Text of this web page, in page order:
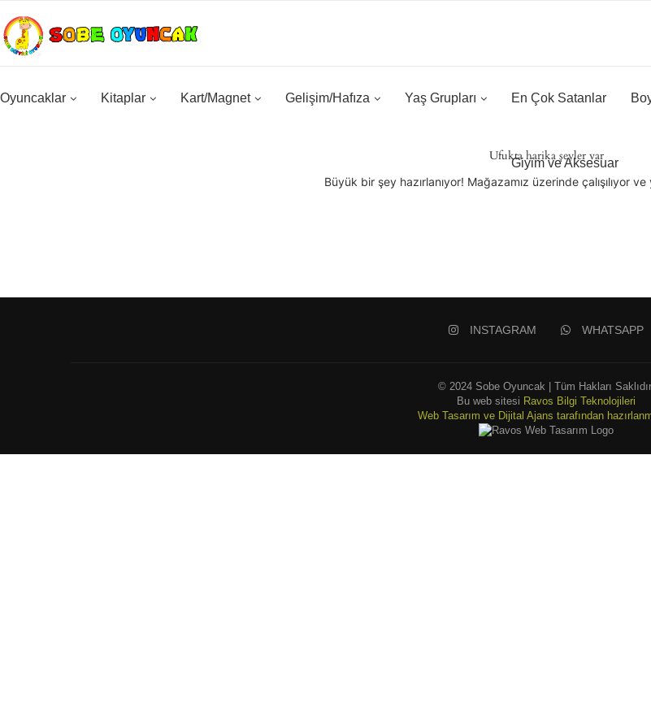
Oyuncaklar Kitaplar Kart/Magnet Gelişim/Hafıza Yaş Grupları En Çok Satanlar
Giyim ve Aksesuar
Ufukta harika şeyler var
Büyük bir şey hazırlanıyor! Mağazamız üzerinde çalışılıyor
INSTAGRAM WHATSAPP
© 2024 Sobe Oyuncak | Tüm Hakları
Bu web sitesi Ravos Bilgi Teknolojileri
Web Tasarım ve Dijital Ajans tarafından